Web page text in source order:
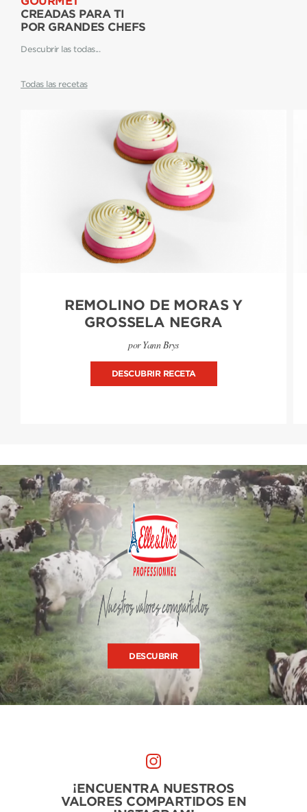
CREADAS PARA TI
POR GRANDES CHEFS
Descubrir las todas...
Todas las recetas
REMOLINO DE MORAS Y
GROSSELA NEGRA
por Yann Brys
DESCUBRIR RECETA
DESCUBRIR
¡ENCUENTRA NUESTROS
VALORES COMPARTIDOS EN